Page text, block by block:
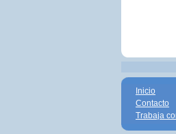
Inicio
Contacto
Trabaja